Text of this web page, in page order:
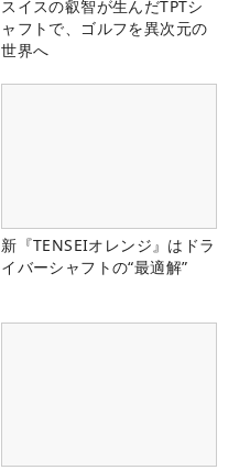
スイスの叡智が生んだTPTシ
ャフトで、ゴルフを異次元の
世界へ
新『TENSEIオレンジ』はドラ
イバーシャフトの“最適解”